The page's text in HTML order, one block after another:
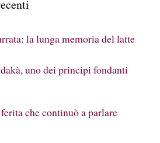
la lunga memoria del latte
uno dei principi fondanti
che continuò a parlare